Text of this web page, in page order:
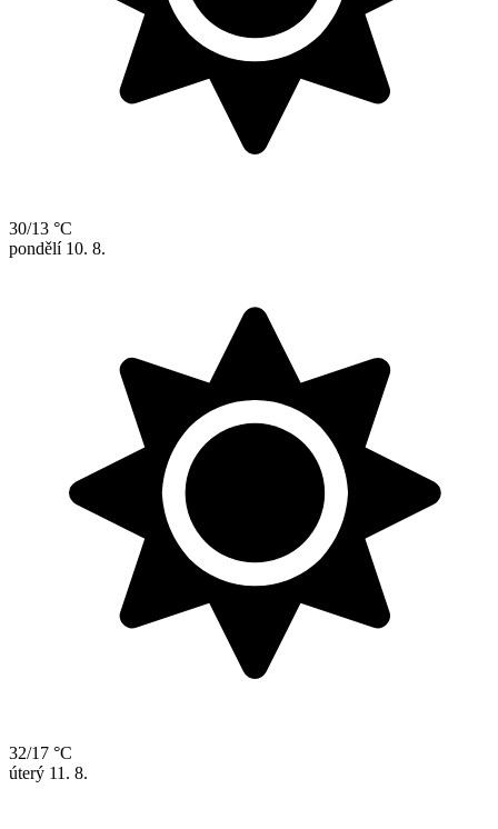
30/13 °C
pondělí 10. 8.
32/17 °C
úterý 11. 8.